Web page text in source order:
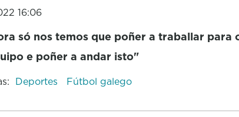
16:06
só nos temos que poñer a traballar para
e poñer a andar isto"
Deportes Fútbol galego